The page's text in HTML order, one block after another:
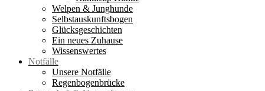
Welpen & Junghunde
Selbstauskunftsbogen
Glücksgeschichten
Ein neues Zuhause
Wissenswertes
Notfälle
Unsere Notfälle
Regenbogenbrücke